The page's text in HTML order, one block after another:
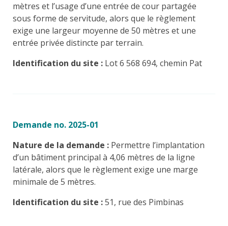
mètres et l’usage d’une entrée de cour partagée
sous forme de servitude, alors que le règlement
exige une largeur moyenne de 50 mètres et une
entrée privée distincte par terrain.
Identification du site : Lot 6 568 694, chemin Pat
Demande no. 2025-01
Nature de la demande : Permettre l’implantation
d’un bâtiment principal à 4,06 mètres de la ligne
latérale, alors que le règlement exige une marge
minimale de 5 mètres.
Identification du site :51, rue des Pimbinas